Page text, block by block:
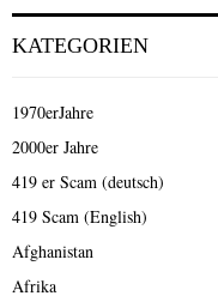
KATEGORIEN
1970erJahre
2000er Jahre
419 er Scam (deutsch)
419 Scam (English)
Afghanistan
Afrika